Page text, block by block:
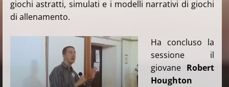
giochi astratti, simulati e i modelli narrativi di giochi
di allenamento.
Ha concluso la
sessione il
giovane Robert
Houghton